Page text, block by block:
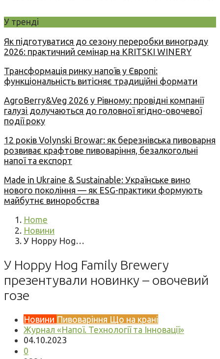
У тренді
Як підготуватися до сезону переробки винограду
2026: практичний семінар на KRITSKI WINERY
Трансформація ринку напоїв у Європі:
функціональність витісняє традиційні формати
AgroBerry&Veg 2026 у Рівному: провідні компанії
галузі долучаються до головної ягідно-овочевої
події року
12 років Volynski Browar: як березнівська пивоварня
розвиває крафтове пивоваріння, безалкогольні
напої та експорт
Made in Ukraine & Sustainable: Українське вино
нового покоління — як ESG-практики формують
майбутнє виноробства
Home
Новини
У Hoppy Hog…
У Hoppy Hog Family Brewery
презентували новинку – овочевий
гозе
Новини Пивоваріння Що на крані
Журнал «Напої. Технології та Інновації»
04.10.2023
0